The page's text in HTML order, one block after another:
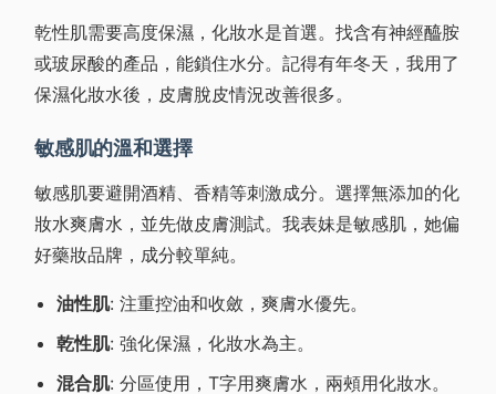
乾性肌需要高度保濕，化妝水是首選。找含有神經醯胺
或玻尿酸的產品，能鎖住水分。記得有年冬天，我用了
保濕化妝水後，皮膚脫皮情況改善很多。
敏感肌的溫和選擇
敏感肌要避開酒精、香精等刺激成分。選擇無添加的化
妝水爽膚水，並先做皮膚測試。我表妹是敏感肌，她偏
好藥妝品牌，成分較單純。
油性肌: 注重控油和收斂，爽膚水優先。
乾性肌: 強化保濕，化妝水為主。
混合肌: 分區使用，T字用爽膚水，兩頰用化妝水。